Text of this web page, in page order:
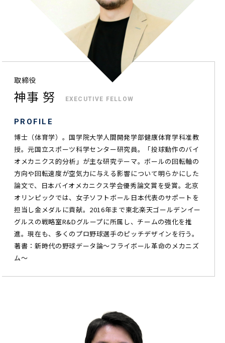
取締役
神事 努 EXECUTIVE FELLOW
PROFILE
博士（体育学）。国学院大学人間開発学部健康体育学科准教
授。元国立スポーツ科学センター研究員。「投球動作のバイ
オメカニクス的分析」が主な研究テーマ。ボールの回転軸の
方向や回転速度が空気力に与える影響について明らかにした
論文で、日本バイオメカニクス学会優秀論文賞を受賞。北京
オリンピックでは、女子ソフトボール日本代表のサポートを
担当し金メダルに貢献。2016年まで東北楽天ゴールデンイー
グルスの戦略室R&Dグループに所属し、チームの強化を推
進。現在も、多くのプロ野球選手のピッチデザインを行う。
著書：新時代の野球データ論～フライボール革命のメカニズ
ム～